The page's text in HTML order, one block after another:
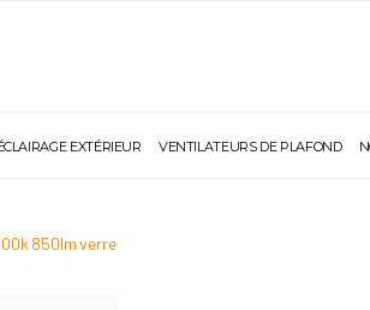
EXTÉRIEUR VENTILATEURS DE PLAFOND
850lm verre